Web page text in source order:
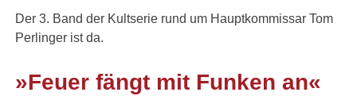
Der 3. Band der Kultserie rund um Hauptkommissar Tom
Perlinger ist da.
»Feuer fängt mit Funken an«